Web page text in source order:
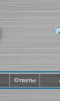
Ответы